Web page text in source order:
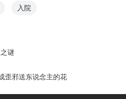
入院
谜
歪邪送东说念主的花